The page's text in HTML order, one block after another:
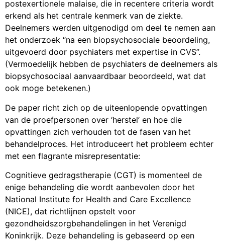
postexertionele malaise, die in recentere criteria wordt
erkend als het centrale kenmerk van de ziekte.
Deelnemers werden uitgenodigd om deel te nemen aan
het onderzoek “na een biopsychosociale beoordeling,
uitgevoerd door psychiaters met expertise in CVS”.
(Vermoedelijk hebben de psychiaters de deelnemers als
biopsychosociaal aanvaardbaar beoordeeld, wat dat
ook moge betekenen.)
De paper richt zich op de uiteenlopende opvattingen
van de proefpersonen over ‘herstel’ en hoe die
opvattingen zich verhouden tot de fasen van het
behandelproces. Het introduceert het probleem echter
met een flagrante misrepresentatie:
Cognitieve gedragstherapie (CGT) is momenteel de
enige behandeling die wordt aanbevolen door het
National Institute for Health and Care Excellence
(NICE), dat richtlijnen opstelt voor
gezondheidszorgbehandelingen in het Verenigd
Koninkrijk. Deze behandeling is gebaseerd op een